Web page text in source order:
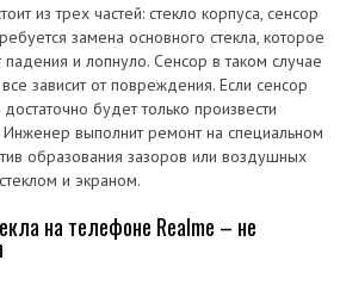
из трех частей: стекло корпуса, сенсор
замена основного стекла, которое
и лопнуло. Сенсор в таком случае
зависит от повреждения. Если сенсор
будет только произвести
Инженер выполнит ремонт на специальном
образования зазоров или воздушных
и экраном.
на телефоне Realme – не